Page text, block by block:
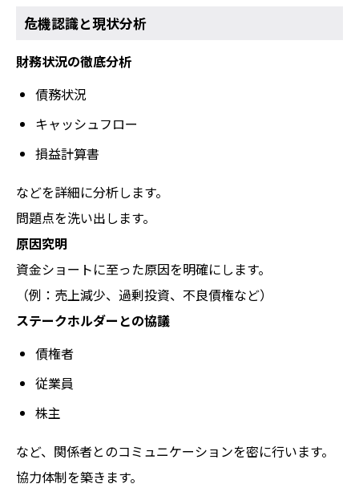
危機認識と現状分析
財務状況の徹底分析
債務状況
キャッシュフロー
損益計算書
などを詳細に分析します。
問題点を洗い出します。
原因究明
資金ショートに至った原因を明確にします。
（例：売上減少、過剰投資、不良債権など）
ステークホルダーとの協議
債権者
従業員
株主
など、関係者とのコミュニケーションを密に行います。
協力体制を築きます。